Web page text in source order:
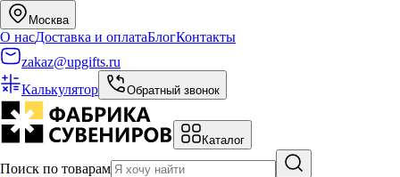
Москва
О насДоставка и оплатаБлогКонтакты
zakaz@upgifts.ru
Калькулятор
Обратный звонок
Каталог
Поиск по товарам